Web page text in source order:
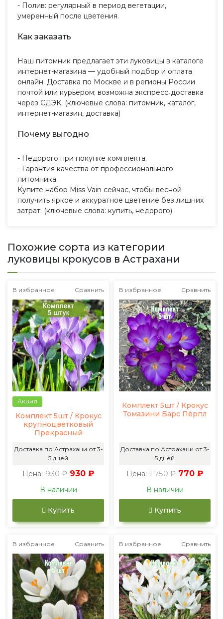
- Полив: регулярный в период вегетации,
умеренный после цветения.
Как заказать
Наш питомник предлагает эти луковицы в каталоге
интернет-магазина — удобный подбор и оплата
онлайн. Доставка по Москве и в регионы России
почтой или курьером; возможна экспресс‑доставка
через СДЭК. (ключевые слова: питомник, каталог,
интернет-магазин, доставка)
Почему выгодно
- Недорого при покупке комплекта.
- Гарантия качества от профессионального
питомника.
Купите набор Miss Vain сейчас, чтобы весной
получить яркое и аккуратное цветение без лишних
затрат. (ключевые слова: купить, недорого)
Похожие сорта из категории
луковицы крокусов в Астрахани
В избранное Сравнить
Акция
Комплект 5шт / Крокус
крупноцветковый
Прекрасный
Доставка по Астрахани от 3-
5 дней
Цена: 930 ₽ 930 ₽
В наличии
Купить
В избранное Сравнить
Комплект 5шт / Крокус
Томазини Барс Пёрпл
Доставка по Астрахани от 3-
5 дней
Цена: 1 750 ₽ 770 ₽
В наличии
Купить
В избранное Сравнить В избранное Сравнить